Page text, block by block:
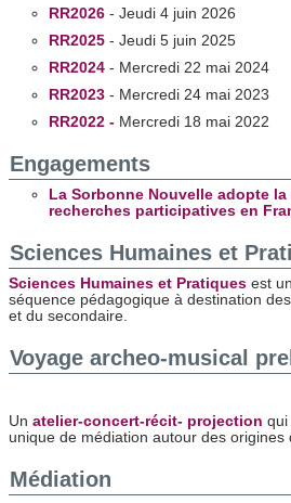
RR2026 - Jeudi 4 juin 2026
RR2025 - Jeudi 5 juin 2025
RR2024 - Mercredi 22 mai 2024
RR2023 - Mercredi 24 mai 2023
RR2022 - Mercredi 18 mai 2022
Engagements
La Sorbonne Nouvelle adopte
recherches participatives en
Sciences Humaines et
Sciences Humaines et Pratiques est
séquence pédagogique à destination
et du secondaire.
Voyage archeo-musical
Un atelier-concert-récit- projection qui
unique de médiation autour des origines
Médiation